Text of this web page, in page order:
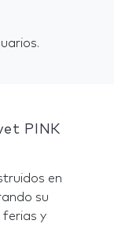
PINK
en
su
ferias y